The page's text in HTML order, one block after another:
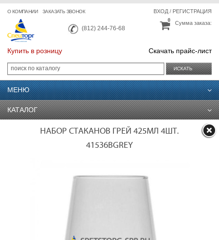
О КОМПАНИИ ЗАКАЗАТЬ ЗВОНОК
(812) 244-76-68
ВХОД/ РЕГИСТРАЦИЯ
Сумма заказа:
0
Купить в розницу Скачать прайс-лист
ИСКАТЬ
МЕНЮ
КАТАЛОГ
НАБОР СТАКАНОВ ГРЕЙ 425МЛ 4ШТ.
41536BGREY